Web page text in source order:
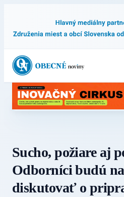
Sucho, požiare aj
Odborníci budú
diskutovať o